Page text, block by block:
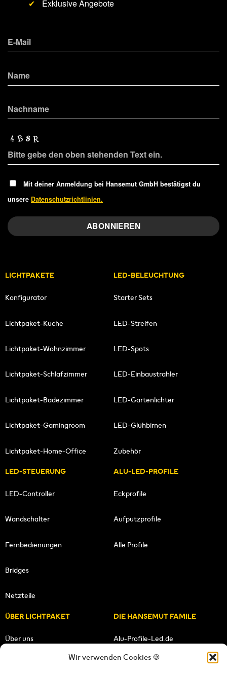
Wir verwenden Cookies 🍪
✔
Exklusive Angebote
Mit deiner Anmeldung bei Hansemut GmbH bestätigst du
unsere Datenschutzrichtlinien.
LICHTPAKETE
Konfigurator
Lichtpaket-Küche
Lichtpaket-Wohnzimmer
Lichtpaket-Schlafzimmer
Lichtpaket-Badezimmer
Lichtpaket-Gamingroom
Lichtpaket-Home-Office
LED-BELEUCHTUNG
Starter Sets
LED-Streifen
LED-Spots
LED-Einbaustrahler
LED-Gartenlichter
LED-Glühbirnen
Zubehör
LED-STEUERUNG
LED-Controller
Wandschalter
Fernbedienungen
Bridges
Netzteile
ALU-LED-PROFILE
Eckprofile
Aufputzprofile
Alle Profile
ÜBER LICHTPAKET
Über uns
DIE HANSEMUT FAMILE
Alu-Profile-Led.de